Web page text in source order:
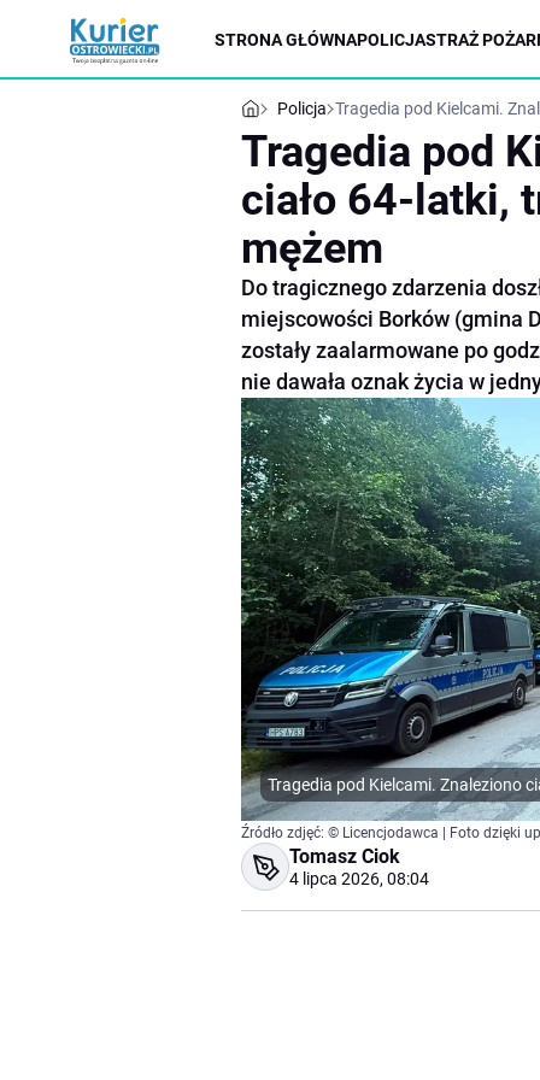
STRONA GŁÓWNAPOLICJASTRAŻ
Policja Tragedia pod Kielcami.
Tragedia pod
ciało 64-latki,
mężem
Do tragicznego zdarzenia
miejscowości Borków (gmina
zostały zaalarmowane po
nie dawała oznak życia w
Tragedia pod Kielcami. Znaleziono
Źródło zdjęć: © Licencjodawca | Foto dzięki
Tomasz Ciok
4 lipca 2026, 08:04